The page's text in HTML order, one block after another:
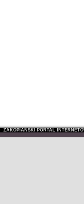
ZAKOPIAŃSKI PORTAL